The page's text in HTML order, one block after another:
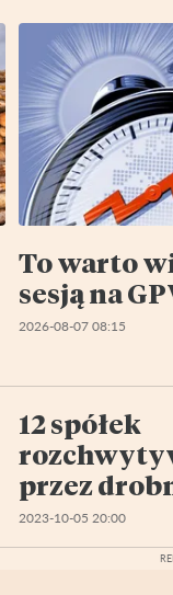
To warto
sesją na
2026-08-07 08:15
12 spółek
przez
inwestorów
2023-10-05 20:00